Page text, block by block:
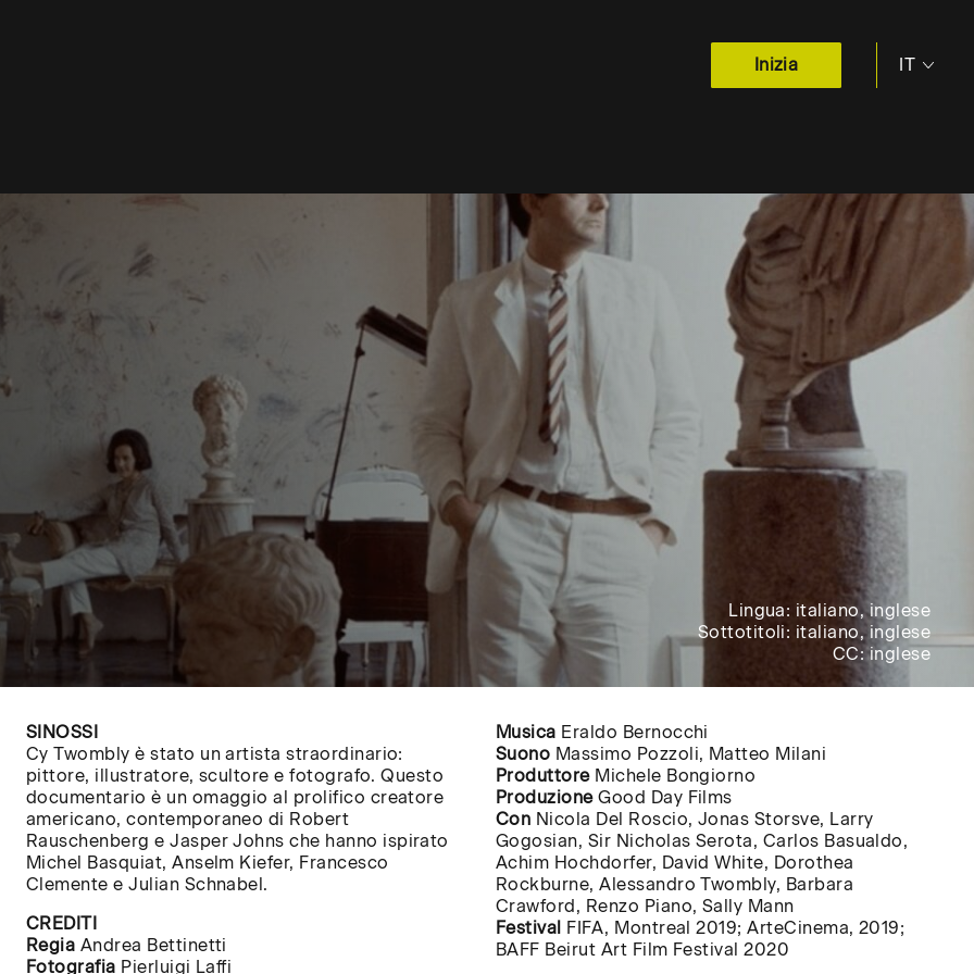
Inizia IT
Lingua: italiano, inglese
Sottotitoli: italiano, inglese
CC: inglese
SINOSSI
Cy Twombly è stato un artista straordinario:
pittore, illustratore, scultore e fotografo. Questo
documentario è un omaggio al prolifico creatore
americano, contemporaneo di Robert
Rauschenberg e Jasper Johns che hanno ispirato
Michel Basquiat, Anselm Kiefer, Francesco
Clemente e Julian Schnabel.
CREDITI
Regia Andrea Bettinetti
Fotografia Pierluigi Laffi
Musica Eraldo Bernocchi
Suono Massimo Pozzoli, Matteo Milani
ProduttoreMichele Bongiorno
ProduzioneGood Day Films
Con Nicola Del Roscio, Jonas Storsve, Larry
Gogosian, Sir Nicholas Serota, Carlos Basualdo,
Achim Hochdorfer, David White, Dorothea
Rockburne, Alessandro Twombly, Barbara
Crawford, Renzo Piano, Sally Mann
Festival FIFA, Montreal 2019; ArteCinema, 2019;
BAFF Beirut Art Film Festival 2020